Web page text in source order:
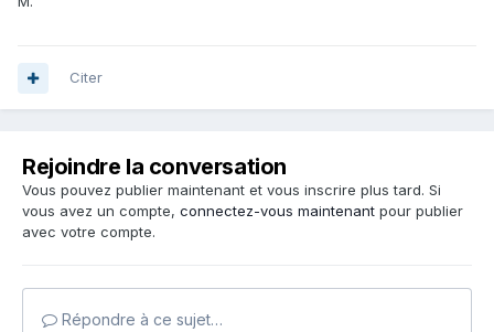
Citer
Rejoindre la conversation
Vous pouvez publier maintenant et vous inscrire plus tard. Si
vous avez un compte, connectez-vous maintenant pour publier
avec votre compte.
Répondre à ce sujet…